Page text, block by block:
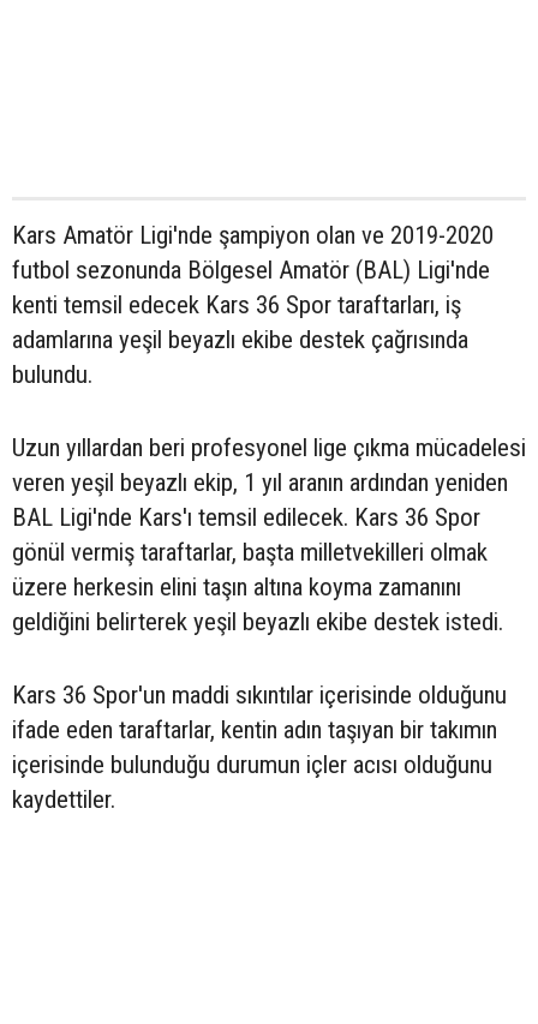
Kars Amatör Ligi'nde şampiyon olan ve 2019-2020
futbol sezonunda Bölgesel Amatör (BAL) Ligi'nde
kenti temsil edecek Kars 36 Spor taraftarları, iş
adamlarına yeşil beyazlı ekibe destek çağrısında
bulundu.
Uzun yıllardan beri profesyonel lige çıkma mücadelesi
veren yeşil beyazlı ekip, 1 yıl aranın ardından yeniden
BAL Ligi'nde Kars'ı temsil edilecek. Kars 36 Spor
gönül vermiş taraftarlar, başta milletvekilleri olmak
üzere herkesin elini taşın altına koyma zamanını
geldiğini belirterek yeşil beyazlı ekibe destek istedi.
Kars 36 Spor'un maddi sıkıntılar içerisinde olduğunu
ifade eden taraftarlar, kentin adın taşıyan bir takımın
içerisinde bulunduğu durumun içler acısı olduğunu
kaydettiler.